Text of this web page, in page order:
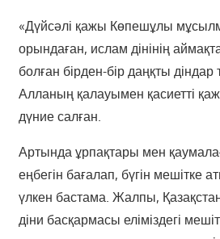
«Дүйсәлі қажы Көпешұлы
орындаған, ислам дінінің
болған бірден-бір даңқты діндар
Алланың қалауымен қасиетті
дүние салған.
Артында ұрпақтары мен
еңбегін бағалап, бүгін мешітке
үлкен бастама. Жалпы,
діни басқармасы еліміздегі